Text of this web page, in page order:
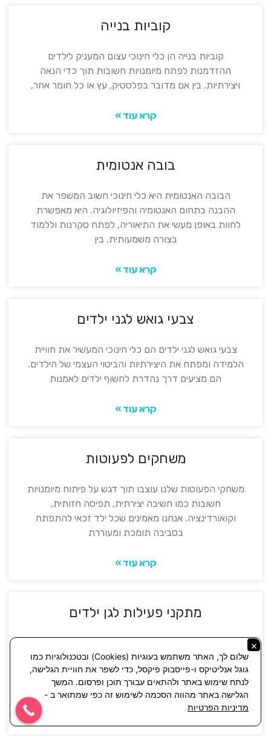
קוביות בנייה
קוביות בנייה הן כלי חינוכי עצום המעניק לילדים
ההזדמנות לפתח מיומנויות חשובות תוך כדי הנאה
ויצירתיות. בין אם מדובר בפלסטיק, עץ או כל חומר אחר,
קרא עוד »
בובה אנטומית
הבובה האנטומית היא כלי חינוכי חשוב המשפר את
ההבנה בתחום האנטומיה והפיזיולוגיה. היא מאפשרת
לחוות באופן מעשי את התיאוריה, לפתח סקרנות וללמוד
בצורה משמעותית. בין
קרא עוד »
צבעי גואש לגני ילדים
צבעי גואש לגני ילדים הם כלי חינוכי המעשיר את חוויית
הלמידה ומפתח את היצירתיות והביטוי העצמי של הילדים.
הם מציעים דרך נהדרת לחשוף ילדים לאמנות
קרא עוד »
משחקים לפעוטות
משחקי הפעוטות שלנו עוצבו תוך דגש על פיתוח מיומנויות
חשובות כמו חשיבה יצירתית, תפיסה חזותית,
וקואורדינציה. אנחנו מאמינים שכל ילד זכאי להתפתח
בסביבה תומכת ומעוררת
קרא עוד »
מתקני פעילות לגן ילדים
אמצעי חשוב לפיתוח מיומנויות פיזיות, חברתיות
וקוגניטיביות. אנו מבינים את החשיבות של פעילות גופנית
בגיל
×
שלום לך, האתר משתמש בעוגיות (Cookies) ובטכנולוגיות כמו
גוגל אנליטיקס ו-פייסבוק פיקסל, כדי לשפר את חוויית הגלישה,
לנתח שימוש באתר ולהתאים עבורך תוכן ופרסום. המשך
הגלישה באתר מהווה הסכמה לשימוש זה כפי שמתואר ב -
מדיניות הפרטיות